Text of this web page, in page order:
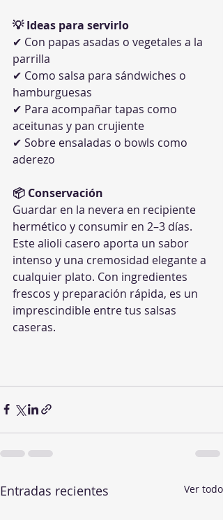
💡 Ideas para servirlo
✔ Con papas asadas o vegetales a la
parrilla
✔ Como salsa para sándwiches o
hamburguesas
✔ Para acompañar tapas como
aceitunas y pan crujiente
✔ Sobre ensaladas o bowls como
aderezo
📦 Conservación
Guardar en la nevera en recipiente
hermético y consumir en 2–3 días.
Este alioli casero aporta un sabor
intenso y una cremosidad elegante a
cualquier plato. Con ingredientes
frescos y preparación rápida, es un
imprescindible entre tus salsas
caseras.
Entradas recientes Ver todo